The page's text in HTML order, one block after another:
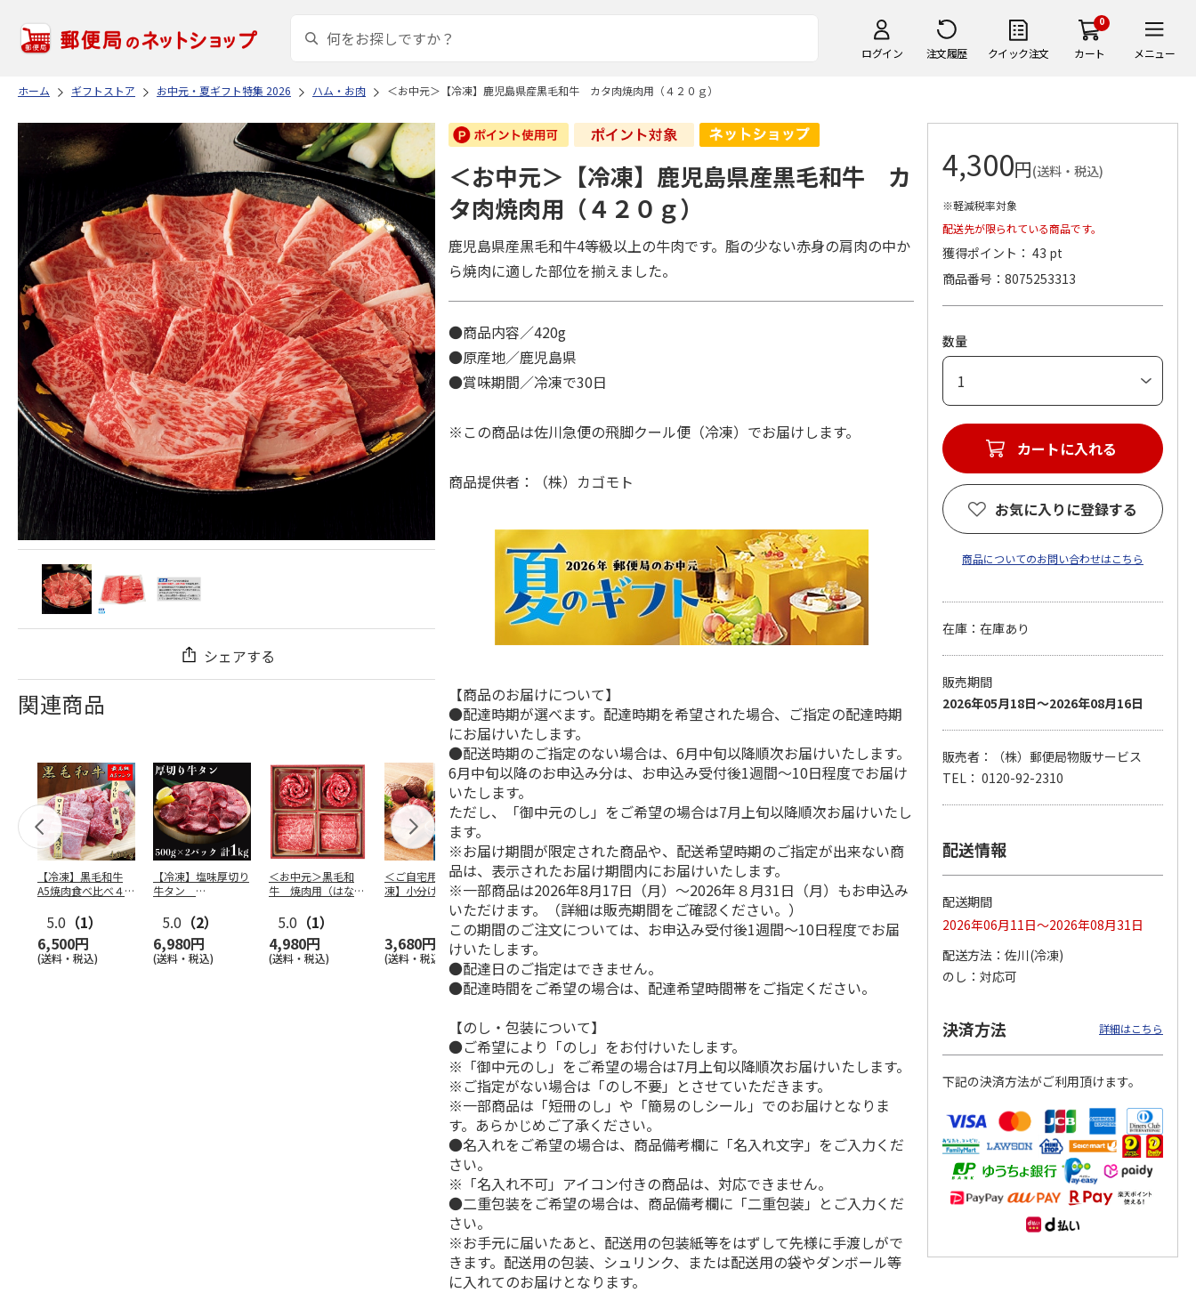
ログイン 注文履歴 クイック注文
0
カート メニュー
ホーム ギフトストア お中元・夏ギフト特集 2026 ハム・お肉 ＜お中元＞【冷凍】鹿児島県産黒毛和牛 カタ肉焼肉用（４２０ｇ）
シェアする
関連商品
【冷凍】黒毛和牛
A5焼肉食べ比べ４種
5.0 （1）
6,500円
(送料・税込)
【冷凍】塩味厚切り
牛タン
kg5.0 （2）
6,980円
(送料・税込)
＜お中元＞黒毛和
牛 焼肉用（はなも
5.0 （1）
4,980円
(送料・税込)
＜ご自宅用＞【冷
凍】小分けロースト
ビーフ３２０ｇ
3,680円
(送料・税込)
＜お中元＞【冷凍】
国産黒毛和牛 焼肉
食べ比べ
5,400円
(送料・税込)
＜お中元＞【冷凍】
鹿児島県産黒毛和
牛 カタ肉焼肉用
（６２０…
5.0（1）
5,800円
＜お中元＞【冷凍】
職人仕込牛たん（Ｋ
Ｓ－３０）
5,380円
【冷凍】全国各地の
厳選お肉食べ比べコ
8,980円
仙台名物 柔らか厚
4.7（3）
(送料・税込)
【冷凍】塩味薄切り
kg
＜お中元＞【冷凍】鹿児島県産黒毛和牛 カ
タ肉焼肉用（４２０ｇ）
鹿児島県産黒毛和牛4等級以上の牛肉です。脂の少ない赤身の肩肉の中か
ら焼肉に適した部位を揃えました。
●商品内容／420g
●原産地／鹿児島県
●賞味期間／冷凍で30日
※この商品は佐川急便の飛脚クール便（冷凍）でお届けします。
商品提供者：（株）カゴモト
【商品のお届けについて】
●配達時期が選べます。配達時期を希望された場合、ご指定の配達時期
にお届けいたします。
●配送時期のご指定のない場合は、6月中旬以降順次お届けいたします。
6月中旬以降のお申込み分は、お申込み受付後1週間～10日程度でお届け
いたします。
ただし、「御中元のし」をご希望の場合は7月上旬以降順次お届けいたし
ます。
※お届け期間が限定された商品や、配送希望時期のご指定が出来ない商
品は、表示されたお届け期間内にお届けいたします。
※一部商品は2026年8月17日（月）～2026年８月31日（月）もお申込み
いただけます。（詳細は販売期間をご確認ください。）
この期間のご注文については、お申込み受付後1週間～10日程度でお届
けいたします。
●配達日のご指定はできません。
●配達時間をご希望の場合は、配達希望時間帯をご指定ください。
【のし・包装について】
●ご希望により「のし」をお付けいたします。
※「御中元のし」をご希望の場合は7月上旬以降順次お届けいたします。
※ご指定がない場合は「のし不要」とさせていただきます。
※一部商品は「短冊のし」や「簡易のしシール」でのお届けとなりま
す。あらかじめご了承ください。
●名入れをご希望の場合は、商品備考欄に「名入れ文字」をご入力くだ
さい。
※「名入れ不可」アイコン付きの商品は、対応できません。
●二重包装をご希望の場合は、商品備考欄に「二重包装」とご入力くだ
さい。
※お手元に届いたあと、配送用の包装紙等をはずして先様に手渡しがで
きます。配送用の包装、シュリンク、または配送用の袋やダンボール等
に入れてのお届けとなります。
4,300円(送料・税込)
※軽減税率対象
配送先が限られている商品です。
獲得ポイント： 43 pt
商品番号
8075253313
数量
カートに入れる
お気に入りに登録する
商品についてのお問い合わせはこちら
在庫：在庫あり
販売期間
2026年05月18日～2026年08月16日
販売者：（株）郵便局物販サービス
TEL： 0120-92-2310
配送情報
配送期間
2026年06月11日～2026年08月31日
配送方法
佐川(冷凍)
のし
対応可
決済方法 詳細はこちら
下記の決済方法がご利用頂けます。